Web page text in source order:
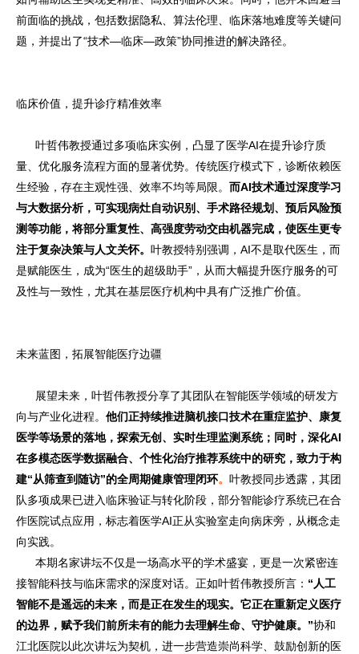
前面临的挑战，包括数据隐私、算法伦理、临床落地难度等关键问
题，并提出了“技术—临床—政策”协同推进的解决路径。
临床价值，提升诊疗精准效率
叶哲伟教授通过多项临床实例，凸显了医学AI在提升诊疗质
量、优化服务流程方面的显著优势。传统医疗模式下，诊断依赖医
生经验，存在主观性强、效率不均等局限。 而AI技术通过深度学习
与大数据分析，可实现病灶自动识别、手术路径规划、预后风险预
测等功能，将部分重复性、高强度劳动交由机器完成，使医生更专
注于复杂决策与人文关怀。 叶教授特别强调，AI不是取代医生，而
是赋能医生，成为“医生的超级助手”，从而大幅提升医疗服务的可
及性与一致性，尤其在基层医疗机构中具有广泛推广价值。
未来蓝图，拓展智能医疗边疆
展望未来，叶哲伟教授分享了其团队在智能医学领域的研发方
向与产业化进程。 他们正持续推进脑机接口技术在重症监护、康复
医学等场景的落地，探索无创、实时生理监测系统；同时，深化AI
在多模态医学数据融合、个性化治疗推荐系统中的研究，致力于构
建“从筛查到随访”的全周期健康管理闭环。 叶教授同步透露，其团
队多项成果已进入临床验证与转化阶段，部分智能诊疗系统已在合
作医院试点应用，标志着医学AI正从实验室走向病床旁，从概念走
向实践。
本期名家讲坛不仅是一场高水平的学术盛宴，更是一次紧密连
接智能科技与临床需求的深度对话。正如叶哲伟教授所言： “人工
智能不是遥远的未来，而是正在发生的现实。它正在重新定义医疗
的边界，赋予我们前所未有的能力去理解生命、守护健康。”协和
江北医院以此次讲坛为契机，进一步营造崇尚科学、鼓励创新的医